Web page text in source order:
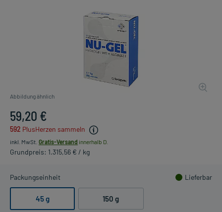
Abbildung ähnlich
59,20 €
592 PlusHerzen sammeln
inkl. MwSt. Gratis-Versand innerhalb D.
Grundpreis: 1.315,56 € / kg
Packungseinheit Lieferbar
45 g 150 g